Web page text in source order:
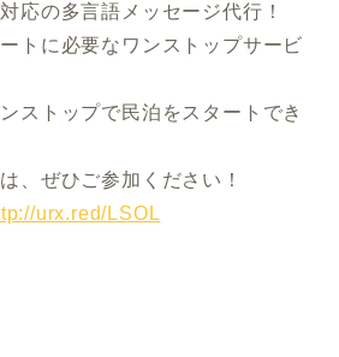
応の多言語メッセージ代行！
トに必要なワンストップサービ
ストップで民泊をスタートでき
、ぜひご参加ください！
urx.red/LSOL